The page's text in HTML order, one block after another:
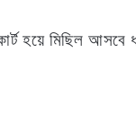
হয়ে মিছিল আসবে